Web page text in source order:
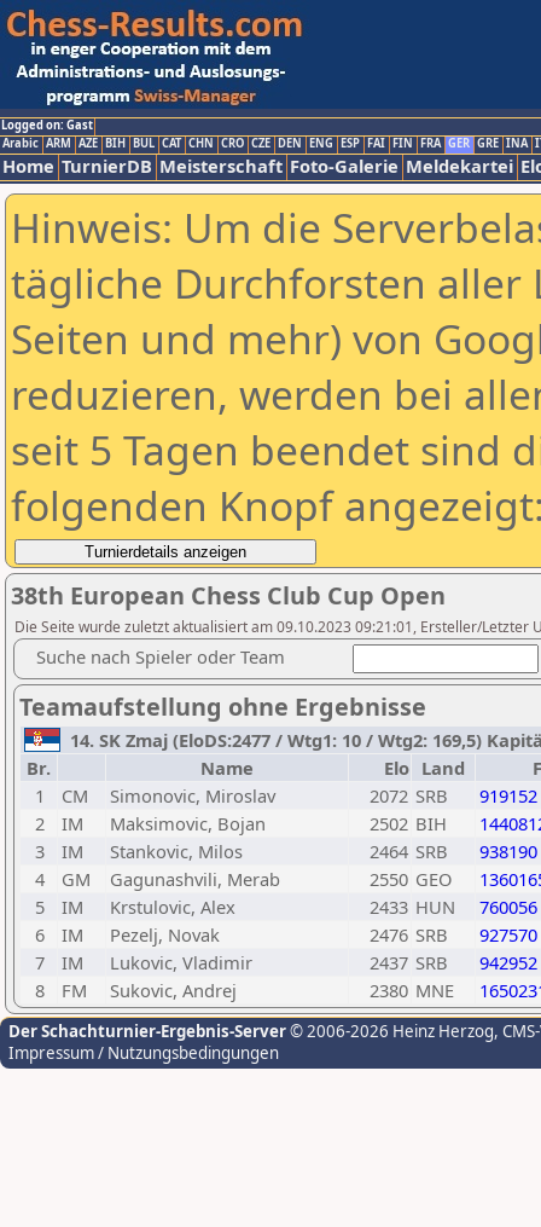
Logged on: Gast
Arabic ARM AZE BIH BUL CAT CHN CRO CZE DEN ENG ESP FAI FIN FRA GER GRE INA
Home TurnierDB Meisterschaft Foto-Galerie Meldekartei
Hinweis: Um die
tägliche Durchforsten aller
Seiten und mehr) von
reduzieren, werden bei
seit 5 Tagen beendet sind
folgenden Knopf
38th European Chess Club Cup Open
Die Seite wurde zuletzt aktualisiert am 09.10.2023 09:21:01, Ersteller/Letzter
Suche nach Spieler oder Team
Teamaufstellung ohne Ergebnisse
14. SK Zmaj (EloDS:2477 / Wtg1: 10 / Wtg2: 169,5)
Br.
Name Elo Land
1
CM Simonovic, Miroslav 2072 SRB
919152
2
IM Maksimovic, Bojan 2502 BIH
3
IM Stankovic, Milos 2464 SRB
938190
4
GM Gagunashvili, Merab 2550 GEO
5
IM Krstulovic, Alex 2433 HUN
760056
6
IM Pezelj, Novak 2476 SRB
927570
7
IM Lukovic, Vladimir 2437 SRB
942952
8
FM Sukovic, Andrej 2380 MNE
Der Schachturnier-Ergebnis-Server© 2006-2026 Heinz Herzog,
Impressum / Nutzungsbedingungen